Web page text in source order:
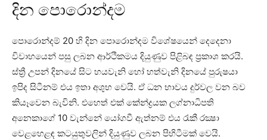
දින පොරොන්දම
පොරොන්දම් 20 හි දින පොරොන්දම විශේෂයෙන් දෙදෙනා
විවාහයෙන් පසු ලබන ආර්ථිකමය දියුණුව පිළිබඳ ප්‍රකාශ කරයි.
ස්‌ත්‍රී උපන් දිනයේ සිට හයවැනි හෝ හත්වැනි දිනයේ පුරුෂයා
ඉපිද සිටීනම් එය ඉතා අශුභ වෙයි. ඒ ධන භාවය දුර්වල වන බව
කියෑවෙන බැවිනි. එහෙත් එක්‌ කේන්ද්‍රයක ලග්නාධිපති
අනෙකාගේ 10 වැන්නේ යෝගවී ඇත්නම් එය රැකී රක්‍ෂා
වෙළහෙළඳ කටයුතුවලින් දියුණුව ලබන පිහිටීමක්‌ වෙයි.